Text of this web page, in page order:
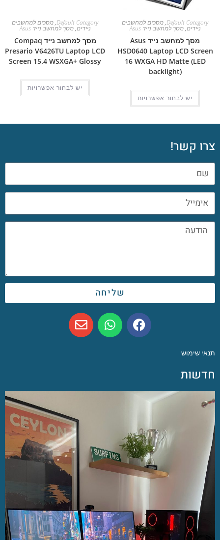
Default Category
,מסכים למחשבים
ניידים,מסך למחשב נייד Asus
מסך למחשב נייד Asus
HSD0640 Laptop LCD Screen
16 WXGA HD Matte (LED
backlight)
יש לבחור אפשרויות
Default Category
,מסכים למחשבים
ניידים,מסך למחשב נייד Asus
מסך למחשב נייד Compaq
Presario V6426TU Laptop LCD
Screen 15.4 WSXGA+ Glossy
יש לבחור אפשרויות
צרו קשר!
שליחה
תנאי שימוש
חדשות